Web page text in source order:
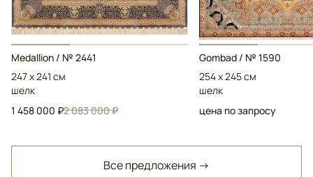
Medallion / № 2441
247 x 241 см
шелк
1 458 000 ₽2 083 000 ₽
Gombad / № 1590
254 x 245 см
шелк
цена по запросу
Все предложения →